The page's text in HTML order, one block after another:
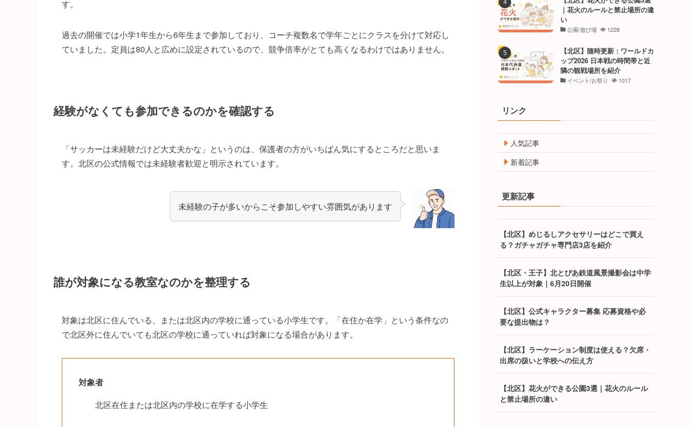
す。
過去の開催では小学1年生から6年生まで参加しており、コーチ複数名で学年ごとにクラスを分けて対応し
ていました。定員は80人と広めに設定されているので、競争倍率がとても高くなるわけではありません。
経験がなくても参加できるのかを確認する
「サッカーは未経験だけど大丈夫かな」というのは、保護者の方がいちばん気にするところだと思いま
す。北区の公式情報では未経験者歓迎と明示されています。
未経験の子が多いからこそ参加しやすい雰囲気があります
誰が対象になる教室なのかを整理する
対象は北区に住んでいる、または北区内の学校に通っている小学生です。「在住か在学」という条件なの
で北区外に住んでいても北区の学校に通っていれば対象になる場合があります。
対象者
北区在住または北区内の学校に在学する小学生
｜花火のルールと禁止場所の違
い
公園/遊び場 1228
【北区】随時更新：ワールドカ
ップ2026 日本戦の時間帯と近
隣の観戦場所を紹介
イベント/お祭り 1017
リンク
人気記事
新着記事
更新記事
【北区】めじるしアクセサリーはどこで買え
る？ガチャガチャ専門店3店を紹介
【北区・王子】北とぴあ鉄道風景撮影会は中学
生以上が対象｜6月20日開催
【北区】公式キャラクター募集 応募資格や必
要な提出物は？
【北区】ラーケーション制度は使える？欠席・
出席の扱いと学校への伝え方
【北区】花火ができる公園3選｜花火のルール
と禁止場所の違い